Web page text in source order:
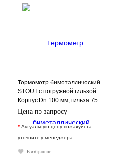
Термометр биметаллический
STOUT с погружной гильзой.
Корпус Dn 100 мм, гильза 75
мм 1/2"
Цена по запросу
* Актуальную цену пожалуйста
уточните у менеджера
В избранное